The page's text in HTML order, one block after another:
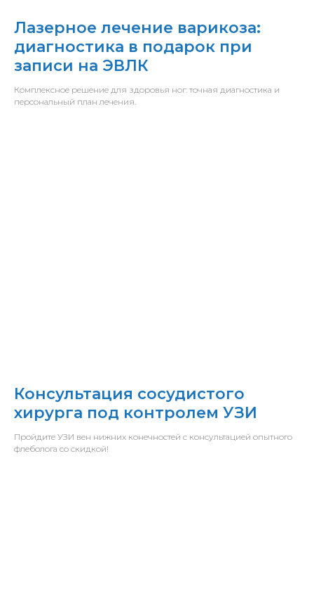
Лазерное лечение варикоза:
диагностика в подарок при
записи на ЭВЛК
Комплексное решение для здоровья ног: точная диагностика и
персональный план лечения.
Консультация сосудистого
хирурга под контролем УЗИ
Пройдите УЗИ вен нижних конечностей с консультацией опытного
флеболога со скидкой!